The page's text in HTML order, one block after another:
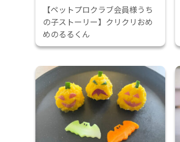
【ペットプロクラブ会員様うち
の子ストーリー】クリクリおめ
めのるるくん